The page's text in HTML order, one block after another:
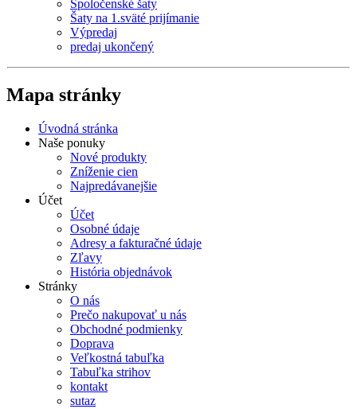
Spoločenské šaty
Šaty na 1.sväté prijímanie
Výpredaj
predaj ukončený
Mapa stránky
Úvodná stránka
Naše ponuky
Nové produkty
Zníženie cien
Najpredávanejšie
Účet
Účet
Osobné údaje
Adresy a fakturačné údaje
Zľavy
História objednávok
Stránky
O nás
Prečo nakupovať u nás
Obchodné podmienky
Doprava
Veľkostná tabuľka
Tabuľka strihov
kontakt
sutaz